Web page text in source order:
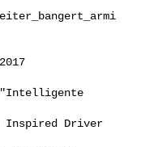
Inspired Driver